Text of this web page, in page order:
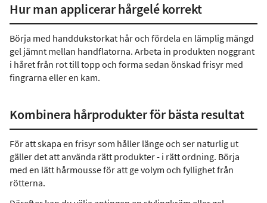
Hur man applicerar hårgelé korrekt
Börja med handdukstorkat hår och fördela en lämplig mängd
gel jämnt mellan handflatorna. Arbeta in produkten noggrant
i håret från rot till topp och forma sedan önskad frisyr med
fingrarna eller en kam.
Kombinera hårprodukter för bästa resultat
För att skapa en frisyr som håller länge och ser naturlig ut
gäller det att använda rätt produkter - i rätt ordning. Börja
med en lätt hårmousse för att ge volym och fyllighet från
rötterna.